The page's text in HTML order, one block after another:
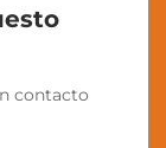
contacto